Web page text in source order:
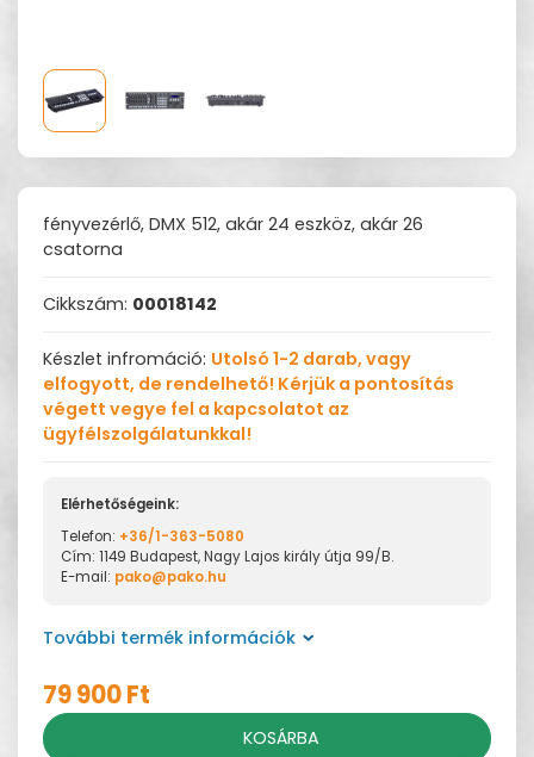
fényvezérlő, DMX 512, akár 24 eszköz, akár 26
csatorna
Cikkszám: 00018142
Készlet infromáció: Utolsó 1-2 darab, vagy
elfogyott, de rendelhető! Kérjük a pontosítás
végett vegye fel a kapcsolatot az
ügyfélszolgálatunkkal!
Elérhetőségeink:
Telefon: +36/1-363-5080
Cím: 1149 Budapest, Nagy Lajos király útja 99/B.
E-mail: pako@pako.hu
További termék információk
79 900 Ft
KOSÁRBA